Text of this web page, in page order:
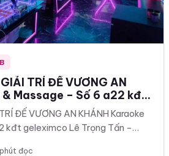
TRÍ ĐẾ VƯƠNG AN
& Massage – Số 6 a22 kđt
Tấn – Tây Mỗ – Hà Nội
vinsmart 200m ) ĐẲNG
0949967786
ĐẾ VƯƠNG AN KHÁNH Karaoke
kđt geleximco Lê Trọng Tấn –
phút đọc